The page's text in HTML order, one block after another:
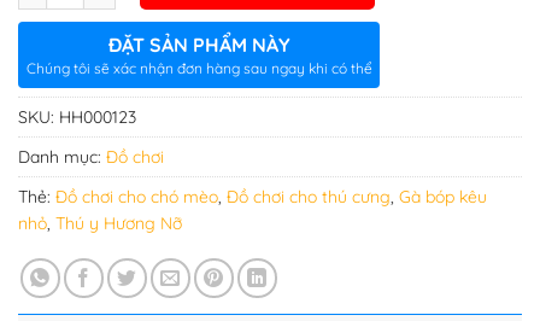
ĐẶT SẢN PHẨM NÀY
Chúng tôi sẽ xác nhận đơn hàng sau ngay khi có thể
SKU: HH000123
Danh mục: Đồ chơi
Thẻ: Đồ chơi cho chó mèo, Đồ chơi cho thú cưng, Gà bóp kêu
nhỏ, Thú y Hương Nỡ